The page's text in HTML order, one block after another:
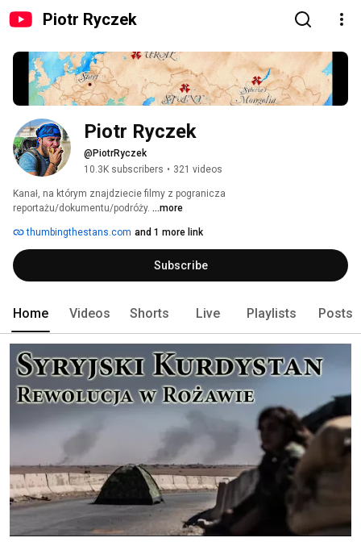
Piotr Ryczek
Piotr Ryczek
@PiotrRyczek
10.3K subscribers • 321 videos
Kanał, na którym znajdziecie filmy z pogranicza
reportażu/dokumentu/podróży. ...more
thumbingthestans.com and 1 more link
Subscribe
Home Videos Shorts Live Playlists Posts